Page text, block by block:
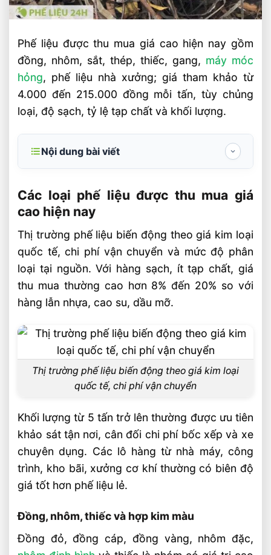
Phế liệu được thu mua giá cao hiện nay gồm
đồng, nhôm, sắt, thép, thiếc, gang, máy móc
hỏng, phế liệu nhà xưởng; giá tham khảo từ
4.000 đến 215.000 đồng mỗi tấn, tùy chủng
loại, độ sạch, tỷ lệ tạp chất và khối lượng.
Nội dung bài viết
hiện nay
Đồng, nhôm, thiếc và hợp kim màu
Sắt, thép, gang và máy móc hỏng
Yếu tố quyết định giá thu mua phế liệu
Phế liệu nhà máy, kho bãi và công trình
xây dựng
bán phế liệu
Câu hỏi thường gặp về các loại phế liệu
được thu mua giá cao hiện nay FAQ
Loại phế liệu nào đang có giá thu mua
Phế liệu sắt thép có nên phân loại trước
khi bán không?
Phế liệu nhà máy và công trình được
định giá theo tiêu chí nào?
Giá Cao Hiện Nay
Liên hệ thu mua phế liệu
Các loại phế liệu được thu mua giá
cao hiện nay
Thị trường phế liệu biến động theo giá kim loại
quốc tế, chi phí vận chuyển và mức độ phân
loại tại nguồn. Với hàng sạch, ít tạp chất, giá
thu mua thường cao hơn 8% đến 20% so với
hàng lẫn nhựa, cao su, dầu mỡ.
Thị trường phế liệu biến động theo giá kim loại
quốc tế, chi phí vận chuyển
Khối lượng từ 5 tấn trở lên thường được ưu tiên
khảo sát tận nơi, cân đối chi phí bốc xếp và xe
chuyên dụng. Các lô hàng từ nhà máy, công
trình, kho bãi, xưởng cơ khí thường có biên độ
giá tốt hơn phế liệu lẻ.
Đồng, nhôm, thiếc và hợp kim màu
Đồng đỏ, đồng cáp, đồng vàng, nhôm đặc,